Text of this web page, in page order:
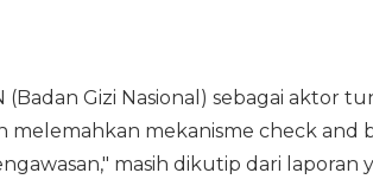
Gizi Nasional) sebagai aktor
mekanisme check and
masih dikutip dari laporan